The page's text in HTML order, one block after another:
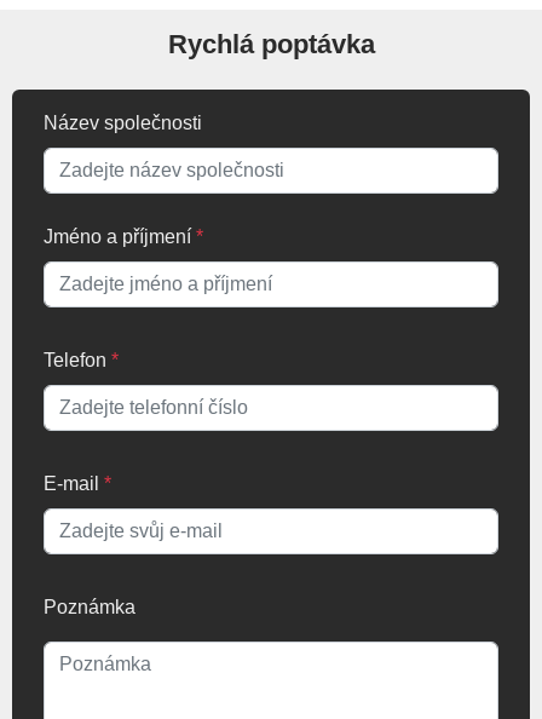
Rychlá poptávka
Název společnosti
Jméno a příjmení *
Telefon *
E-mail *
Poznámka